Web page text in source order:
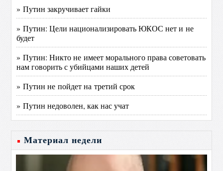
» Путин закручивает гайки
» Путин: Цели национализировать ЮКОС нет и не
будет
» Путин: Никто не имеет морального права советовать
нам говорить с убийцами наших детей
» Путин не пойдет на третий срок
» Путин недоволен, как нас учат
Материал недели